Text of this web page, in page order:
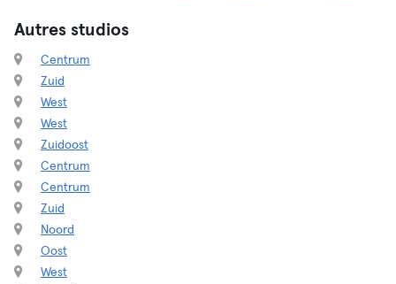
Autres studios
Centrum
Zuid
West
West
Zuidoost
Centrum
Centrum
Zuid
Noord
Oost
West